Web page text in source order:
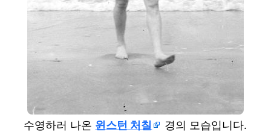
수영하러 나온 윈스턴 처칠 경의 모습입니다.